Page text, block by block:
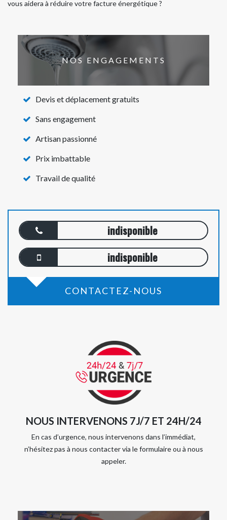
vous aidera à réduire votre facture énergétique ?
NOS ENGAGEMENTS
Devis et déplacement gratuits
Sans engagement
Artisan passionné
Prix imbattable
Travail de qualité
indisponible
indisponible
CONTACTEZ-NOUS
NOUS INTERVENONS 7J/7 ET 24H/24
En cas d’urgence, nous intervenons dans l’immédiat,
n’hésitez pas à nous contacter via le formulaire ou à nous
appeler.